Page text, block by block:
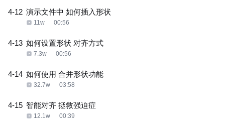
4-12 演示文件中 如何插入形状
11w 00:56
4-13 如何设置形状 对齐方式
7.3w 00:56
4-14 如何使用 合并形状功能
32.7w 03:58
4-15 智能对齐 拯救强迫症
12.1w 00:39